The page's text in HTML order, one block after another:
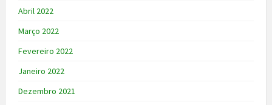
Abril 2022
Março 2022
Fevereiro 2022
Janeiro 2022
Dezembro 2021